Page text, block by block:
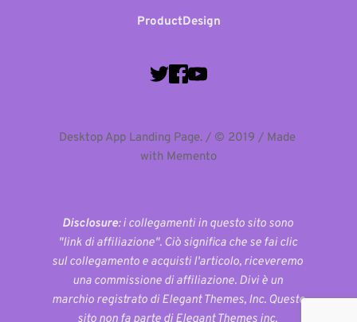
ProductDesign
Desktop App Landing Page. / © 2019 / Made
with Memento
Disclosure: i collegamenti in questo sito sono
"link di affiliazione". Ciò significa che se fai clic
sul collegamento e acquisti l'articolo, riceveremo
una commissione di affiliazione. Divi è un
marchio registrato di Elegant Themes, Inc. Questo
sito non fa parte di Elegant Themes inc.